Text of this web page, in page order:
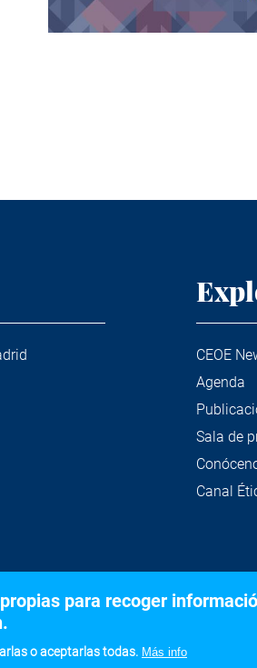
CEOE
Agenda
Sala de
Canal
Aviso legal
para recoger
o aceptarlas todas. Más info